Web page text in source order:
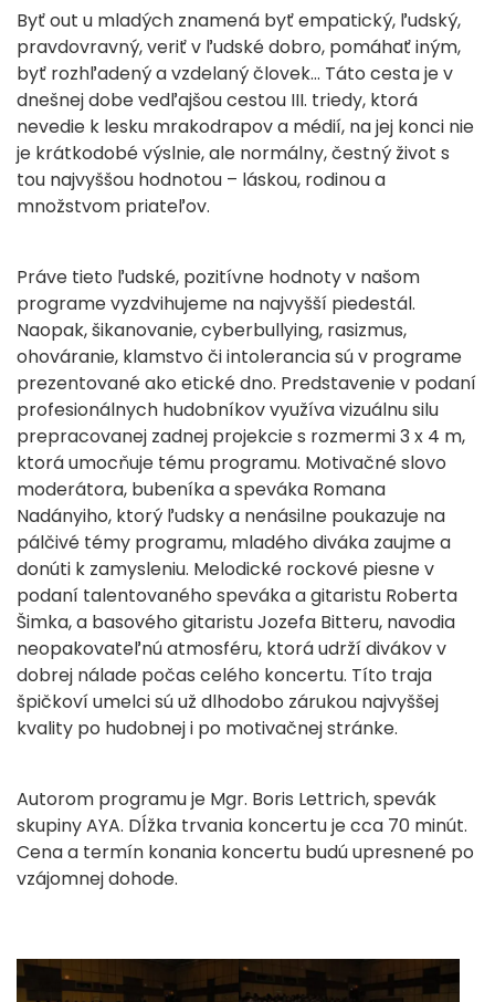
Byť out u mladých znamená byť empatický, ľudský,
pravdovravný, veriť v ľudské dobro, pomáhať iným,
byť rozhľadený a vzdelaný človek… Táto cesta je v
dnešnej dobe vedľajšou cestou III. triedy, ktorá
nevedie k lesku mrakodrapov a médií, na jej konci nie
je krátkodobé výslnie, ale normálny, čestný život s
tou najvyššou hodnotou – láskou, rodinou a
množstvom priateľov.
Práve tieto ľudské, pozitívne hodnoty v našom
programe vyzdvihujeme na najvyšší piedestál.
Naopak, šikanovanie, cyberbullying, rasizmus,
ohováranie, klamstvo či intolerancia sú v programe
prezentované ako etické dno. Predstavenie v podaní
profesionálnych hudobníkov využíva vizuálnu silu
prepracovanej zadnej projekcie s rozmermi 3 x 4 m,
ktorá umocňuje tému programu. Motivačné slovo
moderátora, bubeníka a speváka Romana
Nadányiho, ktorý ľudsky a nenásilne poukazuje na
pálčivé témy programu, mladého diváka zaujme a
donúti k zamysleniu. Melodické rockové piesne v
podaní talentovaného speváka a gitaristu Roberta
Šimka, a basového gitaristu Jozefa Bitteru, navodia
neopakovateľnú atmosféru, ktorá udrží divákov v
dobrej nálade počas celého koncertu. Títo traja
špičkoví umelci sú už dlhodobo zárukou najvyššej
kvality po hudobnej i po motivačnej stránke.
Autorom programu je Mgr. Boris Lettrich, spevák
skupiny AYA. Dĺžka trvania koncertu je cca 70 minút.
Cena a termín konania koncertu budú upresnené po
vzájomnej dohode.